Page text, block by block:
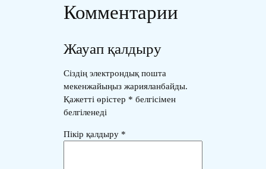
Комментарии
Жауап қалдыру
Сіздің электрондық пошта
мекенжайыңыз жарияланбайды.
Қажетті өрістер * белгісімен
белгіленеді
Пікір қалдыру *